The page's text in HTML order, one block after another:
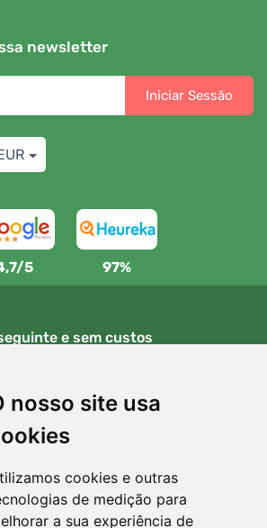
nosso site usa
cookies e outras
de medição para
a sua experiência de
newsletter
Iniciar Sessão
5 97%
e sem custos
encomendas superiores a 80 EUR
gratuitas
trocar a sua encomenda em qualquer
de 90 dias
Trees.org
plantamos uma árvore! Leia mais